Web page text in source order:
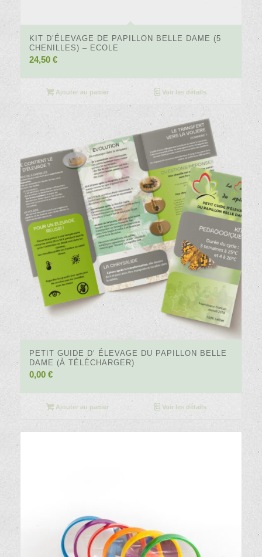
KIT D’ÉLEVAGE DE PAPILLON BELLE DAME (5
CHENILLES) – ECOLE
24,50 €
Ajouter au panier Voir les détails
PETIT GUIDE D’ ÉLEVAGE DU PAPILLON BELLE
DAME (À TÉLÉCHARGER)
0,00 €
Ajouter au panier Voir les détails